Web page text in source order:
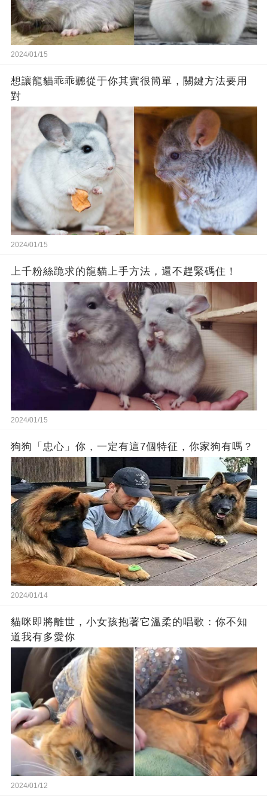
2024/01/15
想讓龍貓乖乖聽從于你其實很簡單，關鍵方法要用
對
2024/01/15
上千粉絲跪求的龍貓上手方法，還不趕緊碼住！
2024/01/15
狗狗「忠心」你，一定有這7個特征，你家狗有嗎？
2024/01/14
貓咪即將離世，小女孩抱著它溫柔的唱歌：你不知
道我有多愛你
2024/01/12